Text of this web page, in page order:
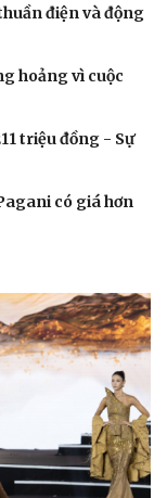
điện và động
hoảng vì cuộc
triệu đồng - Sự
có giá hơn